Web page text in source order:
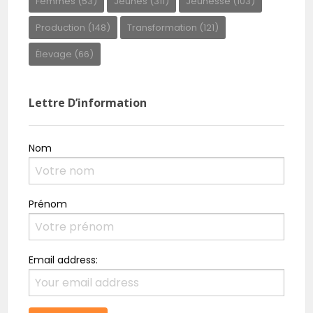
Production (148) Transformation (121)
Élevage (66)
Lettre D’information
Nom
Prénom
Email address: